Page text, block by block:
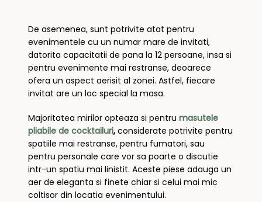
De asemenea, sunt potrivite atat pentru
evenimentele cu un numar mare de invitati,
datorita capacitatii de pana la 12 persoane, insa si
pentru evenimente mai restranse, deoarece
ofera un aspect aerisit al zonei. Astfel, fiecare
invitat are un loc special la masa.
Majoritatea mirilor opteaza si pentru masutele
pliabile de cocktailuri, considerate potrivite pentru
spatiile mai restranse, pentru fumatori, sau
pentru personale care vor sa poarte o discutie
intr-un spatiu mai linistit. Aceste piese adauga un
aer de eleganta si finete chiar si celui mai mic
coltisor din locatia evenimentului.